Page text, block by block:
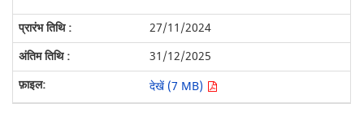
27/11/2024
31/12/2025
देखें (7 MB)